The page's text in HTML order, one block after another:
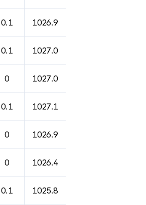
0.1 1026.9
0.1 1027.0
0 1027.0
0.1 1027.1
0 1026.9
0 1026.4
0.1 1025.8